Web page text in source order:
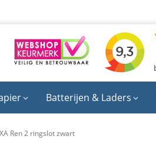
Batterijen & Laders
Ren 2 ringslot zwart